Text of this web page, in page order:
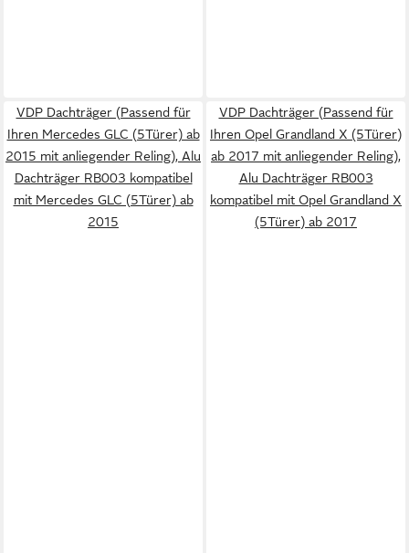
VDP Dachträger (Passend für
Ihren Mercedes GLC (5Türer) ab
2015 mit anliegender Reling), Alu
Dachträger RB003 kompatibel
mit Mercedes GLC (5Türer) ab
2015
VDP Dachträger (Passend für
Ihren Opel Grandland X (5Türer)
ab 2017 mit anliegender Reling),
Alu Dachträger RB003
kompatibel mit Opel Grandland X
(5Türer) ab 2017